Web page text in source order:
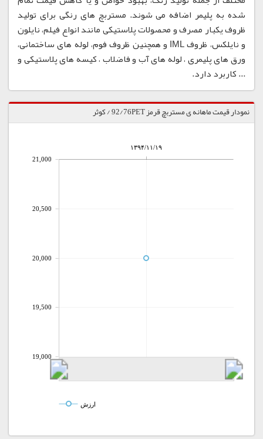
شده به پلیمر اضافه می شوند. مستربچ های رنگی برای تولید
ظروف یکبار مصرف و محصولات پلاستیکی مانند انواع فیلم، نایلون
و نایلکس، ظروف IML و همچنین ظروف فوم، لوله های ساختمانی،
ورق های پلیمری ، لوله های آب و فاضلاب ، کیسه های پلاستیکی و
... کاربرد دارد.
نمودار قیمت ماهانه ی مستربچ قرمز 92/76PET / کوثر
۱۳۹۴/۱۱/۱۹
19,000
19,500
20,000
20,500
21,000
ارزش